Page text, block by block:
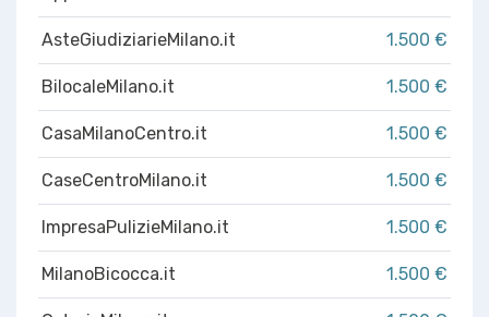
AsteGiudiziarieMilano.it 1.500 €
BilocaleMilano.it 1.500 €
CasaMilanoCentro.it 1.500 €
CaseCentroMilano.it 1.500 €
ImpresaPulizieMilano.it 1.500 €
MilanoBicocca.it 1.500 €